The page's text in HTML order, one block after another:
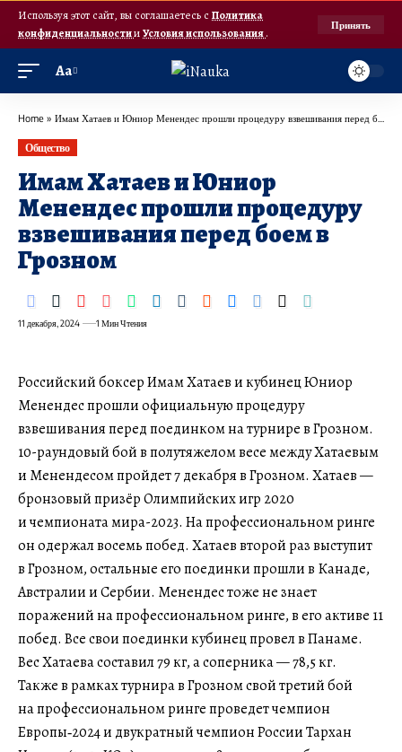
Используя этот сайт, вы соглашаетесь с Политика
конфиденциальностииУсловия использования.
Принять
Аа
Home » Имам Хатаев и Юниор Менендес прошли процедуру взвешивания перед боем в Грозном
Общество
Имам Хатаев и Юниор
Менендес прошли процедуру
взвешивания перед боем в
Грозном
11 декабря, 2024 1 Мин Чтения
Российский боксер Имам Хатаев и кубинец Юниор
Менендес прошли официальную процедуру
взвешивания перед поединком на турнире в Грозном.
10-раундовый бой в полутяжелом весе между Хатаевым
и Менендесом пройдет 7 декабря в Грозном. Хатаев —
бронзовый призёр Олимпийских игр 2020
и чемпионата мира-2023. На профессиональном ринге
он одержал восемь побед. Хатаев второй раз выступит
в Грозном, остальные его поединки прошли в Канаде,
Австралии и Сербии. Менендес тоже не знает
поражений на профессиональном ринге, в его активе 11
побед. Все свои поединки кубинец провел в Панаме.
Вес Хатаева составил 79 кг, а соперника — 78,5 кг.
Также в рамках турнира в Грозном свой третий бой
на профессиональном ринге проведет чемпион
Европы‑2024 и двукратный чемпион России Тархан